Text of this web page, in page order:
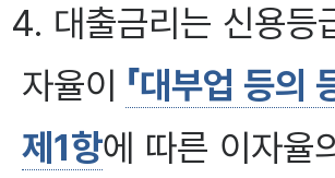
4. 대출금리는 신용등
자율이 「대부업 등의
제1항에 따른 이자율